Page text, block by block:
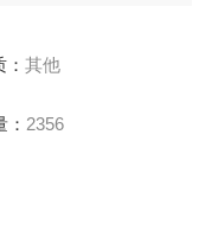
用户
其他
2356